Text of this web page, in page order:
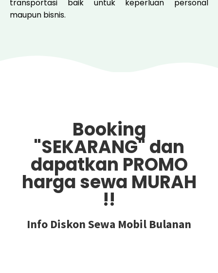
transportasi baik untuk keperluan personal
maupun bisnis.
Booking
"SEKARANG" dan
dapatkan PROMO
harga sewa MURAH
!!
Info Diskon Sewa Mobil Bulanan